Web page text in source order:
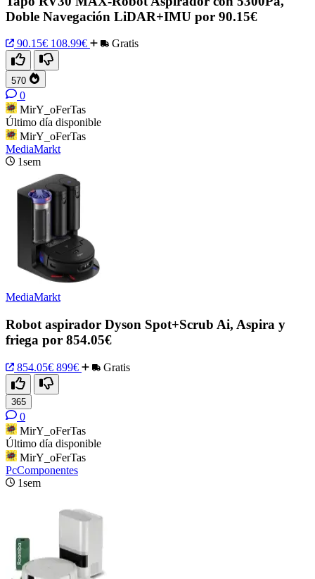
Doble Navegación LiDAR+IMU por 90.15€
90.15€ 108.99€ Gratis
570
0
MirY_oFerTas
Último día disponible
MirY_oFerTas
MediaMarkt
1sem
MediaMarkt
Robot aspirador Dyson Spot+Scrub Ai, Aspira y
friega por 854.05€
854.05€ 899€ Gratis
365
0
MirY_oFerTas
Último día disponible
MirY_oFerTas
PcComponentes
1sem